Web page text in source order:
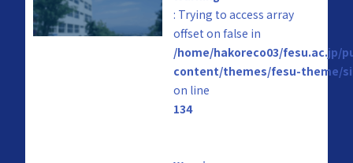
: Trying to access array
offset on false in
/home/hakoreco03/fesu.ac.jp/
content/themes/fesu-theme/
on line
134